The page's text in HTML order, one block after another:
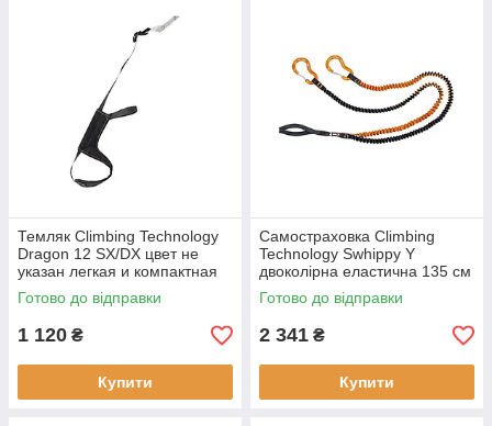
Темляк Climbing Technology
Dragon 12 SX/DX цвет не
указан легкая и компактная
модель (103323ALP) с
регулюванням розміру
Готово до відправки
1 120 ₴
Купити
Самостраховка Climbing
Technology Swhippy Y
двоколірна еластична 135 см
82 г (103324ALP) для
альпінізму та гірськолижного
спорту
Готово до відправки
2 341 ₴
Купити